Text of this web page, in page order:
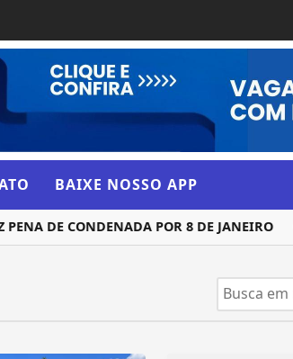
BAIXE NOSSO APP
DE CONDENADA POR 8 DE JANEIRO